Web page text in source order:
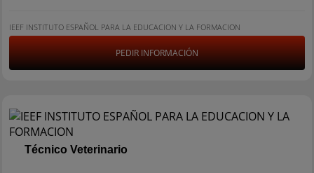
IEEF INSTITUTO ESPAÑOL PARA LA EDUCACION Y LA FORMACION
PEDIR INFORMACIÓN
Técnico Veterinario